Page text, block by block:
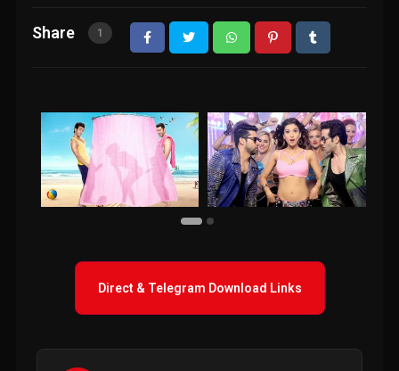
Share 1
Direct & Telegram Download Links